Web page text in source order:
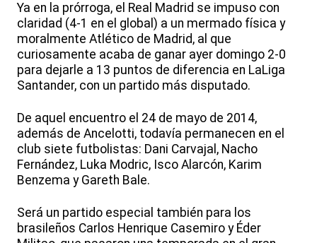
Ya en la prórroga, el Real Madrid se impuso con
claridad (4-1 en el global) a un mermado física y
moralmente Atlético de Madrid, al que
curiosamente acaba de ganar ayer domingo 2-0
para dejarle a 13 puntos de diferencia en LaLiga
Santander, con un partido más disputado.
De aquel encuentro el 24 de mayo de 2014,
además de Ancelotti, todavía permanecen en el
club siete futbolistas: Dani Carvajal, Nacho
Fernández, Luka Modric, Isco Alarcón, Karim
Benzema y Gareth Bale.
Será un partido especial también para los
brasileños Carlos Henrique Casemiro y Éder